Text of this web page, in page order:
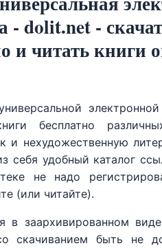
- dolit.net -
и читать книги
бесплатно
и нехудожественную
себя удобный каталог
не надо
(или читайте).
в заархивированном
скачиванием быть не